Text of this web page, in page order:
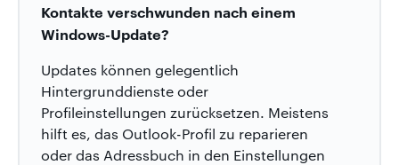
Kontakte verschwunden nach einem
Windows-Update?
Updates können gelegentlich
Hintergrunddienste oder
Profileinstellungen zurücksetzen. Meistens
hilft es, das Outlook-Profil zu reparieren
oder das Adressbuch in den Einstellungen